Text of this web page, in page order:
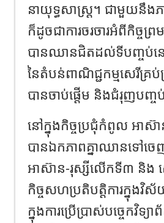
នាយុទ្ធសាស្រ្ត។ ជាមួយនឹងភ
ក៏ដូចជាការចរចារអំពីកិច្ច
បានឈានជិតដល់ទីបញ្ចប់ន
នៃតំបន់ពាណិជ្ជកម្មសេរីគ្រ
បានចាប់ផ្តើម និងជំរុញបញ្ច
នៅក្នុងកិច្ចប្រជុំកំពូល អាស៊
បានឯកភាពគ្នាឈានទៅច
អាស៊ាន-រុស្សីលើកទី៣ និង ស
កិច្ចសហប្រតិបត្តិការក្នុងវិ
ក្នុងការប្រើប្រាស់បច្ចេកវិ